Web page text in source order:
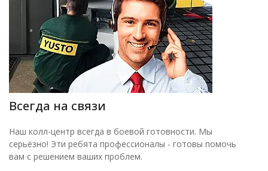
Всегда на связи
Наш колл-центр всегда в боевой готовности. Мы
серьёзно! Эти ребята профессионалы - готовы помочь
вам с решением ваших проблем.